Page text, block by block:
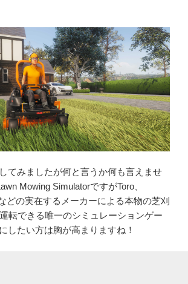
てみましたが何と言うか何も言えませ
Mowing SimulatorですがToro、
どの実在するメーカーによる本物の芝刈
転できる唯一のシミュレーションゲー
したい方は胸が高まりますね！